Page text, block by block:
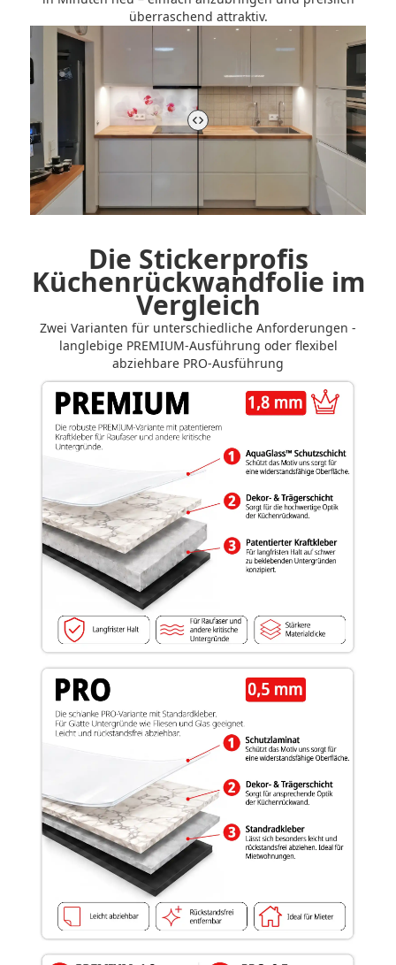
überraschend attraktiv.
Die Stickerprofis
Küchenrückwandfolie im
Vergleich
Zwei Varianten für unterschiedliche Anforderungen -
langlebige PREMIUM-Ausführung oder flexibel
abziehbare PRO-Ausführung